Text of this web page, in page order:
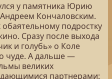
у памятника Юрию
Кончаловским.
подростку
Сразу после выхода
и голубь» о Коле
чуде. А дальше —
великих
партнерами: